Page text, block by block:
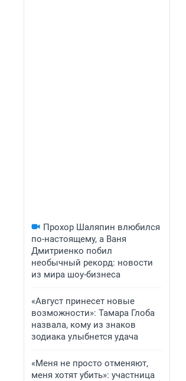
Прохор Шаляпин влюбился
по-настоящему, а Ваня
Дмитриенко побил
необычный рекорд: новости
из мира шоу-бизнеса
«Август принесет новые
возможности»: Тамара Глоба
назвала, кому из знаков
зодиака улыбнется удача
«Меня не просто отменяют,
меня хотят убить»: участница